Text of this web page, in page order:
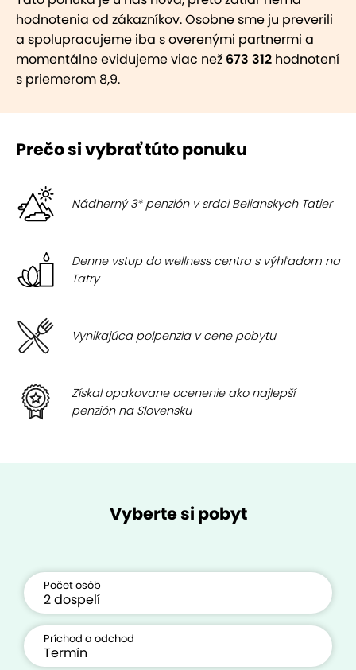
hodnotenia od zákazníkov. Osobne sme ju preverili
a spolupracujeme iba s overenými partnermi a
momentálne evidujeme viac než 673 312 hodnotení
s priemerom 8,9.
Prečo si vybrať túto ponuku
Nádherný 3* penzión v srdci Belianskych Tatier
Denne vstup do wellness centra s výhľadom na
Tatry
Vynikajúca polpenzia v cene pobytu
Získal opakovane ocenenie ako najlepší
penzión na Slovensku
Vyberte si pobyt
Počet osôb
Príchod a odchod